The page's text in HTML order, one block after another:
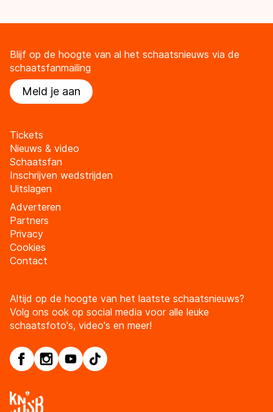
Blijf op de hoogte van al het schaatsnieuws via de
schaatsfanmailing
Meld je aan
Tickets
Nieuws & video
Schaatsfan
Inschrijven wedstrijden
Uitslagen
Adverteren
Partners
Privacy
Cookies
Contact
Altijd op de hoogte van het laatste schaatsnieuws?
Volg ons ook op social media voor alle leuke
schaatsfoto's, video's en meer!